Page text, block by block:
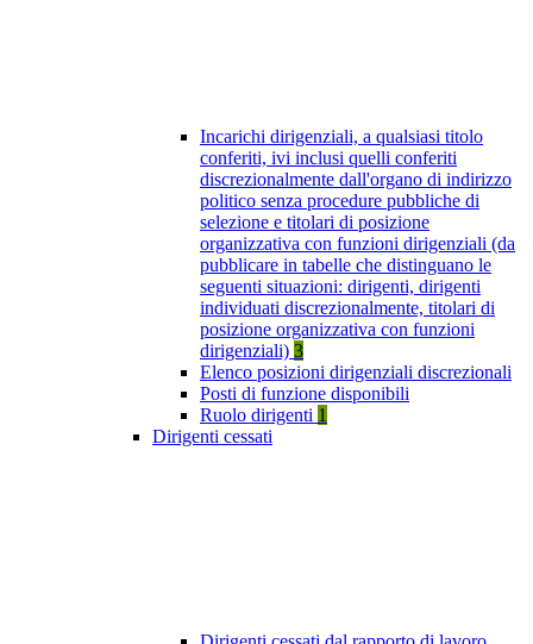
Incarichi dirigenziali, a qualsiasi titolo
conferiti, ivi inclusi quelli conferiti
discrezionalmente dall'organo di indirizzo
politico senza procedure pubbliche di
selezione e titolari di posizione
organizzativa con funzioni dirigenziali (da
pubblicare in tabelle che distinguano le
seguenti situazioni: dirigenti, dirigenti
individuati discrezionalmente, titolari di
posizione organizzativa con funzioni
dirigenziali) 3
Elenco posizioni dirigenziali discrezionali
Posti di funzione disponibili
Ruolo dirigenti 1
Dirigenti cessati